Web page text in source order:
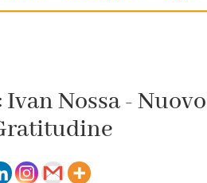
Nossa - Nuovo